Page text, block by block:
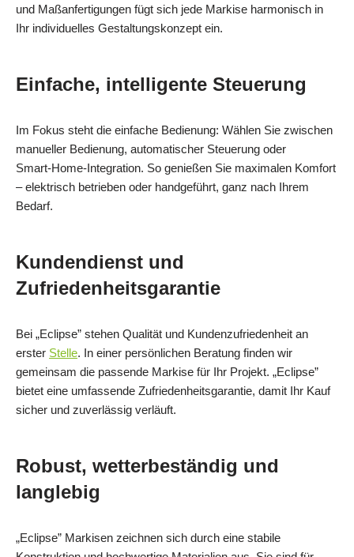
und Maßanfertigungen fügt sich jede Markise harmonisch in
Ihr individuelles Gestaltungskonzept ein.
Einfache, intelligente Steuerung
Im Fokus steht die einfache Bedienung: Wählen Sie zwischen
manueller Bedienung, automatischer Steuerung oder
Smart‑Home‑Integration. So genießen Sie maximalen Komfort
– elektrisch betrieben oder handgeführt, ganz nach Ihrem
Bedarf.
Kundendienst und
Zufriedenheitsgarantie
Bei „Eclipse” stehen Qualität und Kundenzufriedenheit an
erster Stelle. In einer persönlichen Beratung finden wir
gemeinsam die passende Markise für Ihr Projekt. „Eclipse”
bietet eine umfassende Zufriedenheitsgarantie, damit Ihr Kauf
sicher und zuverlässig verläuft.
Robust, wetterbeständig und
langlebig
„Eclipse” Markisen zeichnen sich durch eine stabile